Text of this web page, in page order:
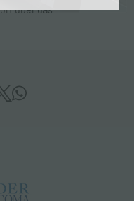
über das